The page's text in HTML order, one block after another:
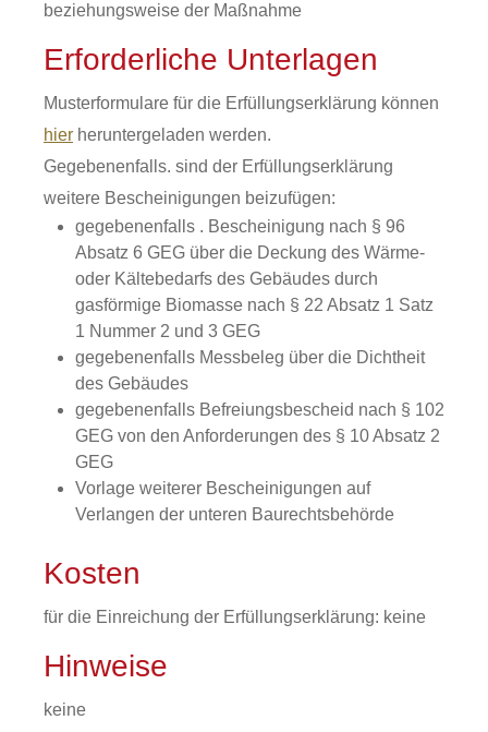
beziehungsweise der Maßnahme
Erforderliche Unterlagen
Musterformulare für die Erfüllungserklärung können
hier heruntergeladen werden.
Gegebenenfalls. sind der Erfüllungserklärung
weitere Bescheinigungen beizufügen:
gegebenenfalls . Bescheinigung nach § 96
Absatz 6 GEG über die Deckung des Wärme-
oder Kältebedarfs des Gebäudes durch
gasförmige Biomasse nach § 22 Absatz 1 Satz
1 Nummer 2 und 3 GEG
gegebenenfalls Messbeleg über die Dichtheit
des Gebäudes
gegebenenfalls Befreiungsbescheid nach § 102
GEG von den Anforderungen des § 10 Absatz 2
GEG
Vorlage weiterer Bescheinigungen auf
Verlangen der unteren Baurechtsbehörde
Kosten
für die Einreichung der Erfüllungserklärung: keine
Hinweise
keine